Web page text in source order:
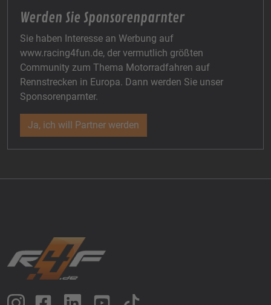
Werden Sie Sponsorenparnter
Sie haben Interesse an Werbung auf
www.racing4fun.de, der vermutlich größten
Community zum Thema Motorradfahren auf
Rennstrecken in Europa. Dann werden Sie unser
Sponsorenparnter.
Ja, ich will Partner werden